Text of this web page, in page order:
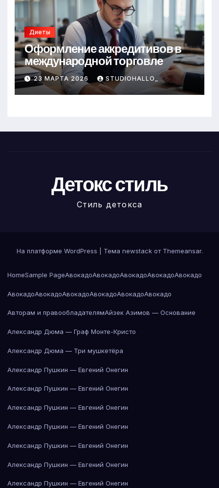
Диеты
Оформление аккредитивов в
международной торговле
23 МАРТА 2026 STUDIOHALLO_
Детокс стиль
Стиль детокса
На платформе WordPress Тема newstack от Themeansar.
HomeSample PageАвокадоАвокадоАвокадоАвокадоАвокадо
АвокадоАвокадоАвокадоАвокадоАвокадоАвокадо
Авторам и правообладателямАйзек Азимов — Основание
Александр Дюма — Граф Монте-Кристо
Александр Дюма — Три мушкетёра
Александр Пушкин — Евгений Онегин
Александр Пушкин — Евгений Онегин
Александр Пушкин — Евгений Онегин
Александр Пушкин — Евгений Онегин
Александр Пушкин — Евгений Онегин
Александр Пушкин — Евгений Онегин
Александр Пушкин — Евгений Онегин